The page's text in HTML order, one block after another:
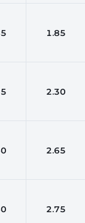
1.85
2.30
2.65
2.75